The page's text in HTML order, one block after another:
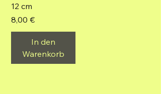
12 cm
Preis
8,00 €
In den
Warenkorb